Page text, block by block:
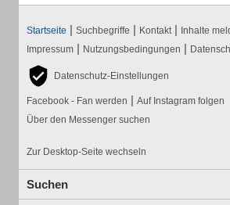
Startseite | Suchbegriffe | Kontakt | Inhalte
Impressum | Nutzungsbedingungen |
Datenschutz-Einstellungen
Facebook - Fan werden | Auf Instagram folgen
Über den Messenger suchen
Zur Desktop-Seite wechseln
Suchen